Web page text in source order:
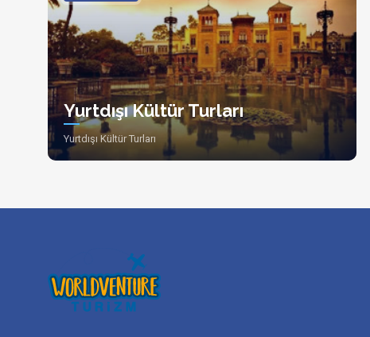
Yurtdışı Kültür Turları
Yurtdışı Kültür Turları